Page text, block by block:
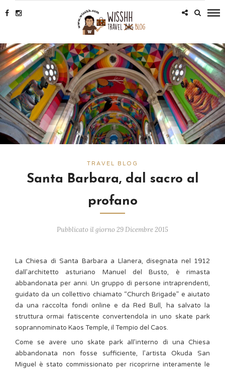
TRAVEL BLOG
Santa Barbara, dal sacro al
profano
Pubblicato il giorno 29 Dicembre 2015
La Chiesa di Santa Barbara a Llanera, disegnata nel 1912
dall’architetto asturiano Manuel del Busto, è rimasta
abbandonata per anni. Un gruppo di persone intraprendenti,
guidato da un collettivo chiamato “Church Brigade” e aiutato
da una raccolta fondi online e da Red Bull, ha salvato la
struttura ormai fatiscente convertendola in uno skate park
soprannominato Kaos Temple, il Tempio del Caos.
Come se avere uno skate park all’interno di una Chiesa
abbandonata non fosse sufficiente, l’artista Okuda San
Miguel è stato commissionato per ricoprirne interamente le